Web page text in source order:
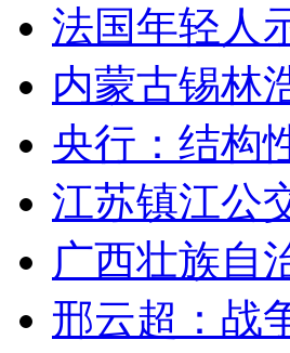
法国年轻人
内蒙古锡林
央行：结构
江苏镇江公
广西壮族自
邢云超：战